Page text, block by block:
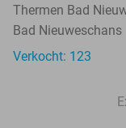
Thermen Bad
Bad Nieuweschans
Verkocht: 123